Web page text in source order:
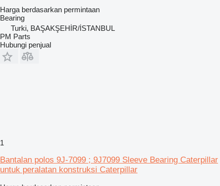
Harga berdasarkan permintaan
Bearing
Turki, BAŞAKŞEHİR/İSTANBUL
PM Parts
Hubungi penjual
1
Bantalan polos 9J-7099 ; 9J7099 Sleeve Bearing Caterpillar
untuk peralatan konstruksi Caterpillar